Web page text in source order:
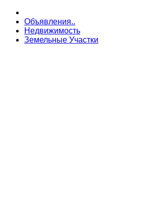
Объявления..
Недвижимость
Земельные Участки